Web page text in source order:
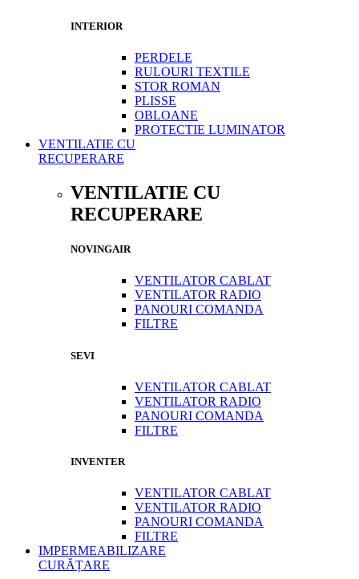
INTERIOR
PERDELE
RULOURI TEXTILE
STOR ROMAN
PLISSE
OBLOANE
PROTECTIE LUMINATOR
VENTILATIE CU
RECUPERARE
VENTILATIE CU
RECUPERARE
NOVINGAIR
VENTILATOR CABLAT
VENTILATOR RADIO
PANOURI COMANDA
FILTRE
SEVI
VENTILATOR CABLAT
VENTILATOR RADIO
PANOURI COMANDA
FILTRE
INVENTER
VENTILATOR CABLAT
VENTILATOR RADIO
PANOURI COMANDA
FILTRE
IMPERMEABILIZARE
CURĂȚARE